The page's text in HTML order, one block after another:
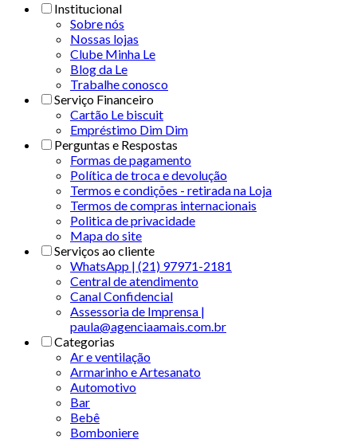
Institucional
Sobre nós
Nossas lojas
Clube Minha Le
Blog da Le
Trabalhe conosco
Serviço Financeiro
Cartão Le biscuit
Empréstimo Dim Dim
Perguntas e Respostas
Formas de pagamento
Política de troca e devolução
Termos e condições - retirada na Loja
Termos de compras internacionais
Politica de privacidade
Mapa do site
Serviços ao cliente
WhatsApp | (21) 97971-2181
Central de atendimento
Canal Confidencial
Assessoria de Imprensa |
paula@agenciaamais.com.br
Categorias
Ar e ventilação
Armarinho e Artesanato
Automotivo
Bar
Bebê
Bomboniere